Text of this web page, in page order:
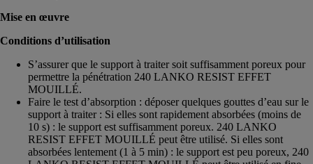
Mise en œuvre
Conditions d’utilisation
S’assurer que le support à traiter soit suffisamment poreux pour
permettre la pénétration 240 LANKO RESIST EFFET
MOUILLÉ.
Faire le test d’absorption : déposer quelques gouttes d’eau sur le
support à traiter : Si elles sont rapidement absorbées (moins de
10 s) : le support est suffisamment poreux. 240 LANKO
RESIST EFFET MOUILLÉ peut être utilisé. Si elles sont
absorbées lentement (1 à 5 min) : le support est peu poreux, 240